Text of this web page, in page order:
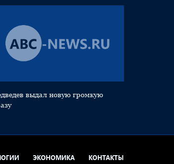
выдал новую громкую
ЭКОНОМИКА КОНТАКТЫ